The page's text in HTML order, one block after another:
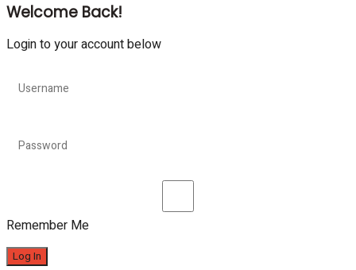
Welcome Back!
Login to your account below
Remember Me